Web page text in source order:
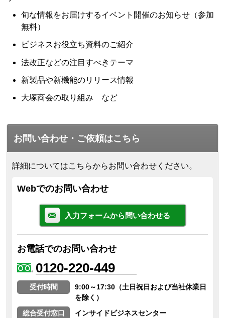
旬な情報をお届けするイベント開催のお知らせ（参加
無料）
ビジネスお役立ち資料のご紹介
法改正などの注目すべきテーマ
新製品や新機能のリリース情報
大塚商会の取り組み など
お問い合わせ・ご依頼はこちら
詳細についてはこちらからお問い合わせください。
Webでのお問い合わせ
入力フォームから問い合わせる
お電話でのお問い合わせ
0120-220-449
受付時間
9:00～17:30（土日祝日および当社休業日
を除く）
総合受付窓口
インサイドビジネスセンター